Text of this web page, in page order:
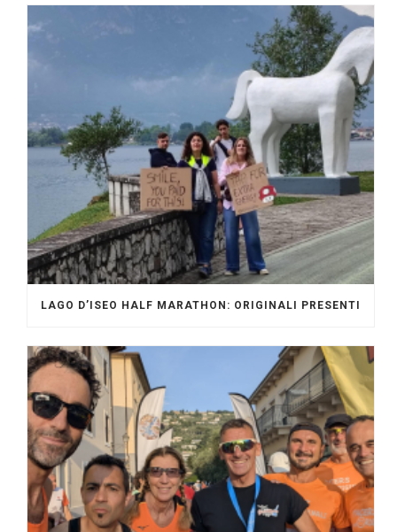
LAGO D’ISEO HALF MARATHON: ORIGINALI PRESENTI